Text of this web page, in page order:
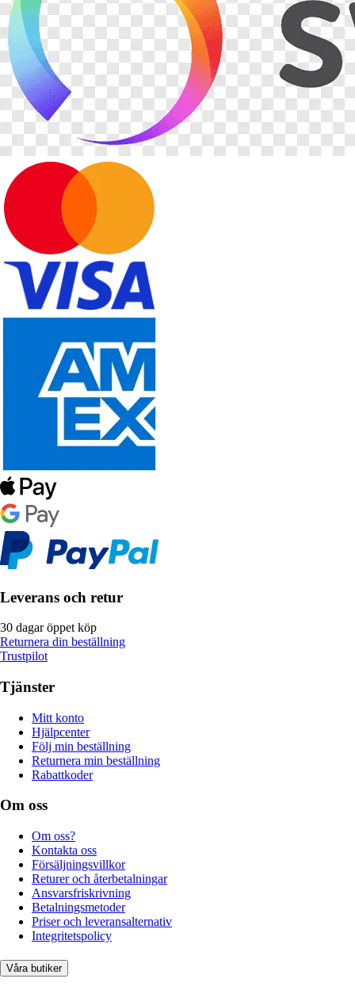
Leverans och retur
30 dagar öppet köp
Returnera din beställning
Trustpilot
Tjänster
Mitt konto
Hjälpcenter
Följ min beställning
Returnera min beställning
Rabattkoder
Om oss
Om oss?
Kontakta oss
Försäljningsvillkor
Returer och återbetalningar
Ansvarsfriskrivning
Betalningsmetoder
Priser och leveransalternativ
Integritetspolicy
Våra butiker